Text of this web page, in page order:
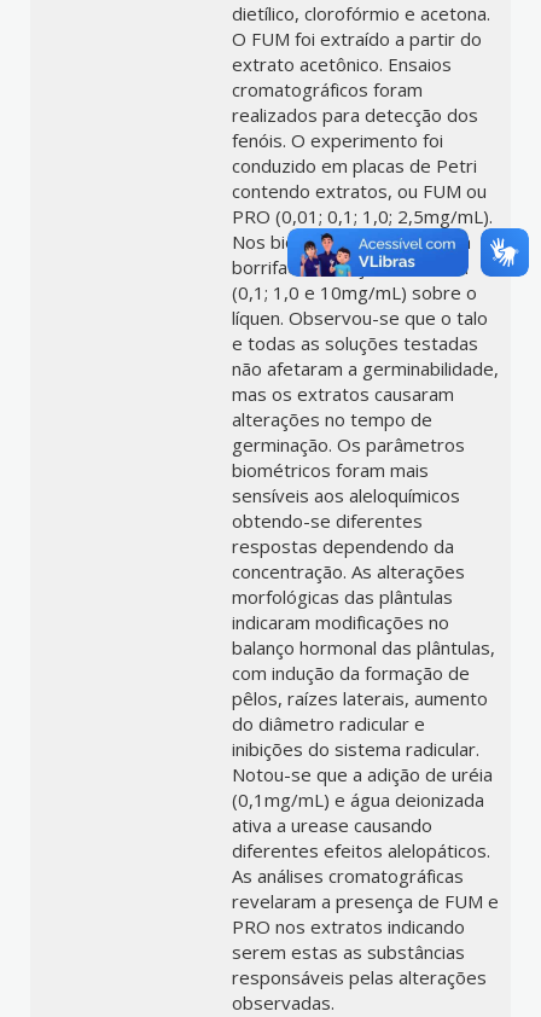
dietílico, clorofórmio e acetona.
O FUM foi extraído a partir do
extrato acetônico. Ensaios
cromatográficos foram
realizados para detecção dos
fenóis. O experimento foi
conduzido em placas de Petri
contendo extratos, ou FUM ou
PRO (0,01; 0,1; 1,0; 2,5mg/mL).
Nos bioensaios in vivo foram
borrifadas soluções de uréia
(0,1; 1,0 e 10mg/mL) sobre o
líquen. Observou-se que o talo
e todas as soluções testadas
não afetaram a germinabilidade,
mas os extratos causaram
alterações no tempo de
germinação. Os parâmetros
biométricos foram mais
sensíveis aos aleloquímicos
obtendo-se diferentes
respostas dependendo da
concentração. As alterações
morfológicas das plântulas
indicaram modificações no
balanço hormonal das plântulas,
com indução da formação de
pêlos, raízes laterais, aumento
do diâmetro radicular e
inibições do sistema radicular.
Notou-se que a adição de uréia
(0,1mg/mL) e água deionizada
ativa a urease causando
diferentes efeitos alelopáticos.
As análises cromatográficas
revelaram a presença de FUM e
PRO nos extratos indicando
serem estas as substâncias
responsáveis pelas alterações
observadas.